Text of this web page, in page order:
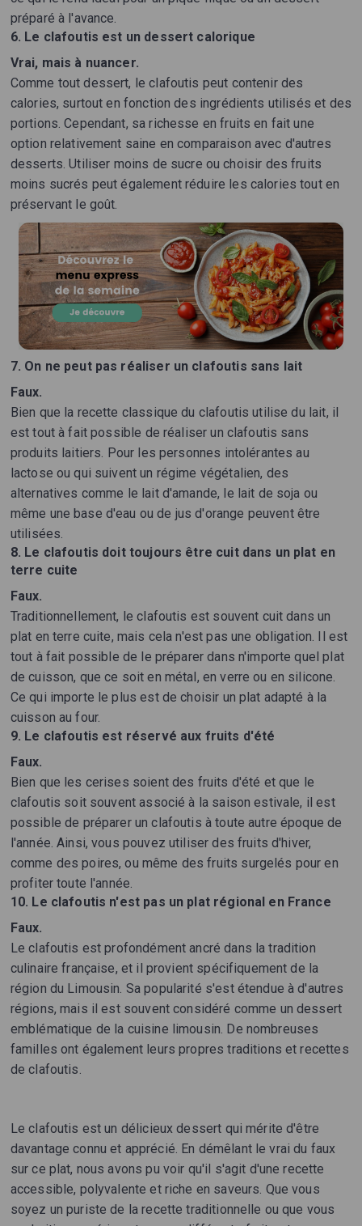
préparé à l'avance.
6. Le clafoutis est un dessert calorique
Vrai, mais à nuancer.
Comme tout dessert, le clafoutis peut contenir des
calories, surtout en fonction des ingrédients utilisés et des
portions. Cependant, sa richesse en fruits en fait une
option relativement saine en comparaison avec d'autres
desserts. Utiliser moins de sucre ou choisir des fruits
moins sucrés peut également réduire les calories tout en
préservant le goût.
7. On ne peut pas réaliser un clafoutis sans lait
Faux.
Bien que la recette classique du clafoutis utilise du lait, il
est tout à fait possible de réaliser un clafoutis sans
produits laitiers. Pour les personnes intolérantes au
lactose ou qui suivent un régime végétalien, des
alternatives comme le lait d'amande, le lait de soja ou
même une base d'eau ou de jus d'orange peuvent être
utilisées.
8. Le clafoutis doit toujours être cuit dans un plat en
terre cuite
Faux.
Traditionnellement, le clafoutis est souvent cuit dans un
plat en terre cuite, mais cela n'est pas une obligation. Il est
tout à fait possible de le préparer dans n'importe quel plat
de cuisson, que ce soit en métal, en verre ou en silicone.
Ce qui importe le plus est de choisir un plat adapté à la
cuisson au four.
9. Le clafoutis est réservé aux fruits d'été
Faux.
Bien que les cerises soient des fruits d'été et que le
clafoutis soit souvent associé à la saison estivale, il est
possible de préparer un clafoutis à toute autre époque de
l'année. Ainsi, vous pouvez utiliser des fruits d'hiver,
comme des poires, ou même des fruits surgelés pour en
profiter toute l'année.
10. Le clafoutis n'est pas un plat régional en France
Faux.
Le clafoutis est profondément ancré dans la tradition
culinaire française, et il provient spécifiquement de la
région du Limousin. Sa popularité s'est étendue à d'autres
régions, mais il est souvent considéré comme un dessert
emblématique de la cuisine limousin. De nombreuses
familles ont également leurs propres traditions et recettes
de clafoutis.
Le clafoutis est un délicieux dessert qui mérite d'être
davantage connu et apprécié. En démêlant le vrai du faux
sur ce plat, nous avons pu voir qu'il s'agit d'une recette
accessible, polyvalente et riche en saveurs. Que vous
soyez un puriste de la recette traditionnelle ou que vous